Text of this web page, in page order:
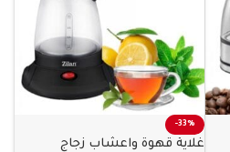
-33%
غلاية قهوة واعشاب زجاج